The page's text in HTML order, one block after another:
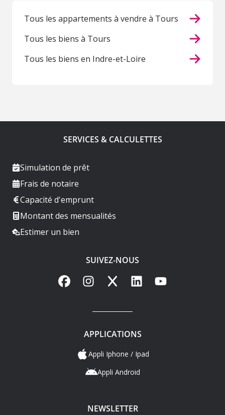
Tous les appartements à vendre à Tours
Tous les biens à Tours
Tous les biens en Indre-et-Loire
SERVICES & CALCULETTES
Simulation de prêt
Frais de notaire
Capacité d'emprunt
Montant des mensualités
Estimer un bien
SUIVEZ-NOUS
FacebookInstagram
X LinkedInYouTube
APPLICATIONS
Appli Iphone / Ipad
Appli Android
NEWSLETTER